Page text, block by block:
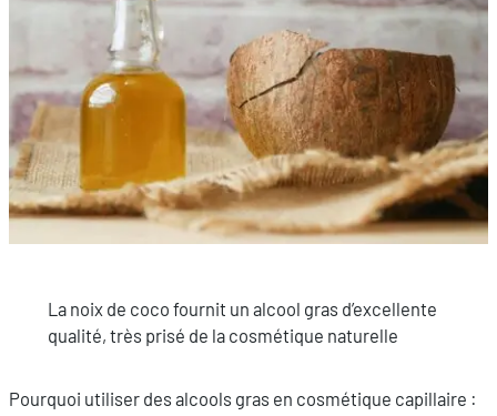
La noix de coco fournit un alcool gras d’excellente
qualité, très prisé de la cosmétique naturelle
Pourquoi utiliser des alcools gras en cosmétique capillaire :